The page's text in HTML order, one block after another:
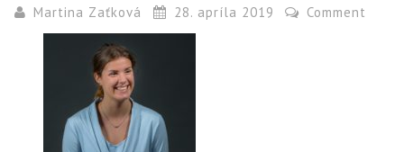
Martina Zaťková 28. apríla 2019 Comment